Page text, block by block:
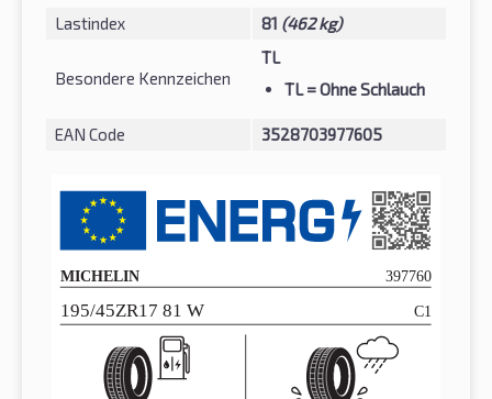
Lastindex
81 (462 kg)
Besondere Kennzeichen
TL
TL= Ohne Schlauch
EAN Code 3528703977605